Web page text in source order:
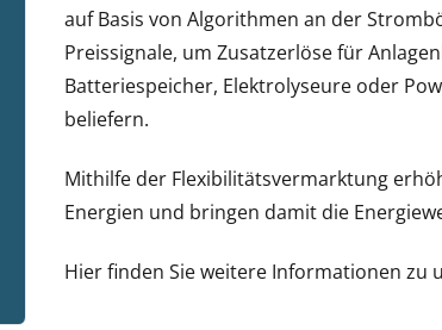
auf Basis von Algorithmen an der
Preissignale, um Zusatzerlöse für
Batteriespeicher, Elektrolyseure oder
beliefern.
Mithilfe der Flexibilitätsvermarktung
Energien und bringen damit die
Hier finden Sie weitere Informationen zu